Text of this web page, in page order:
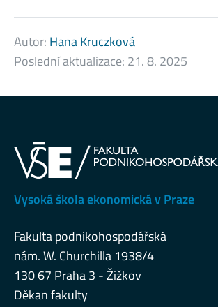
Autor: Hana Kruczková
Poslední aktualizace: 21. 8. 2025
Vysoká škola ekonomická v Praze
Fakulta podnikohospodářská
nám. W. Churchilla 1938/4
130 67 Praha 3 - Žižkov
Děkan fakulty